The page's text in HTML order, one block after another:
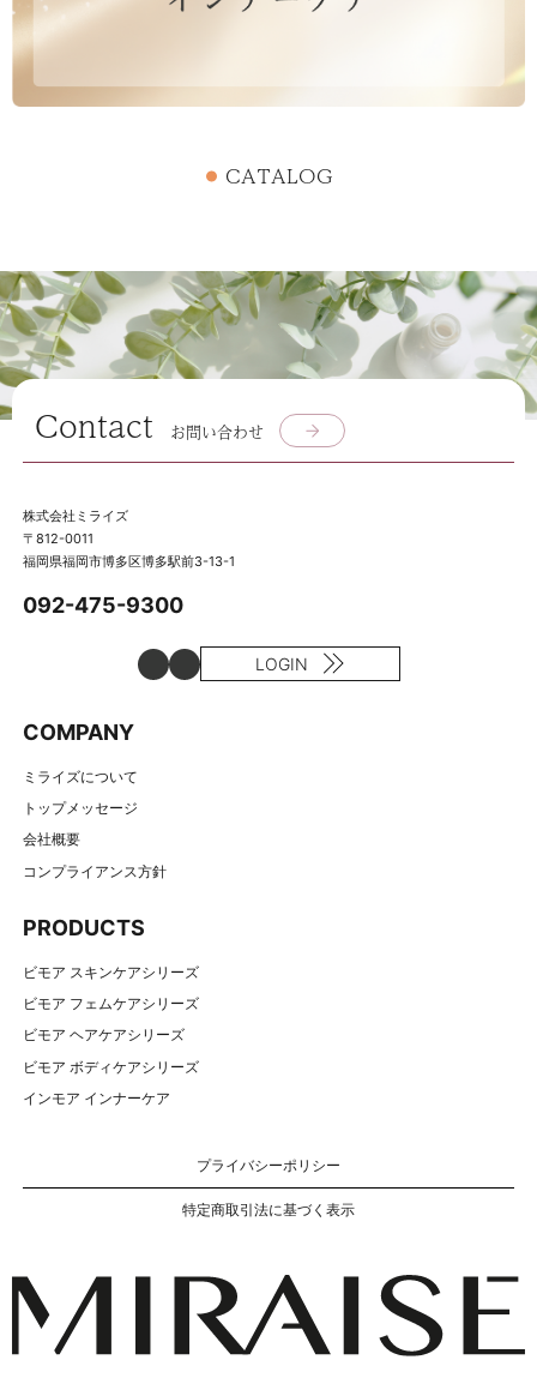
CATALOG
Contact お問い合わせ
株式会社ミライズ
〒812-0011
福岡県福岡市博多区博多駅前3-13-1
092-475-9300
LOGIN
COMPANY
ミライズについて
トップメッセージ
会社概要
コンプライアンス方針
PRODUCTS
ビモア スキンケアシリーズ
ビモア フェムケアシリーズ
ビモア ヘアケアシリーズ
ビモア ボディケアシリーズ
インモア インナーケア
プライバシーポリシー
特定商取引法に基づく表示